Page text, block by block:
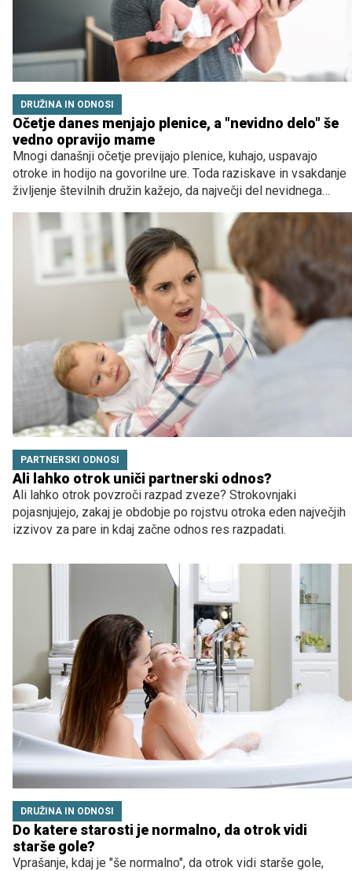
DRUŽINA IN ODNOSI
Očetje danes menjajo plenice, a "nevidno delo" še
vedno opravijo mame
Mnogi današnji očetje previjajo plenice, kuhajo, uspavajo
otroke in hodijo na govorilne ure. Toda raziskave in vsakdanje
življenje številnih družin kažejo, da največji del nevidnega
Kako zelo se je v resnici spremenila vloga očeta v Sloveniji?
PARTNERSKI ODNOSI
Ali lahko otrok uniči partnerski odnos?
Ali lahko otrok povzroči razpad zveze? Strokovnjaki
pojasnjujejo, zakaj je obdobje po rojstvu otroka eden največjih
izzivov za pare in kdaj začne odnos res razpadati.
DRUŽINA IN ODNOSI
Do katere starosti je normalno, da otrok vidi
starše gole?
Vprašanje, kdaj je "še normalno", da otrok vidi starše gole,